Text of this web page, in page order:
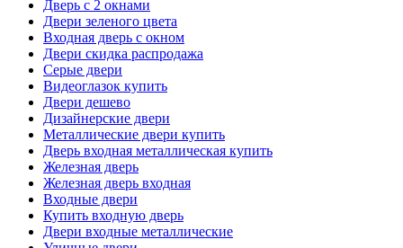
Дверь с 2 окнами
Двери зеленого цвета
Входная дверь с окном
Двери скидка распродажа
Серые двери
Видеоглазок купить
Двери дешево
Дизайнерские двери
Металлические двери купить
Дверь входная металлическая купить
Железная дверь
Железная дверь входная
Входные двери
Купить входную дверь
Двери входные металлические